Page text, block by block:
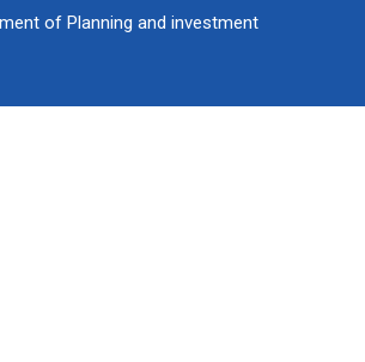
of Planning and investment